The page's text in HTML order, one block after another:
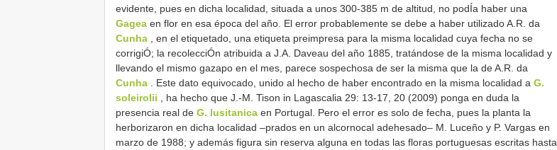
evidente, pues en dicha localidad, situada a unos 300-385 m de altitud, no podÍa haber una
Gagea en flor en esa época del año. El error probablemente se debe a haber utilizado A.R. da
Cunha , en el etiquetado, una etiqueta preimpresa para la misma localidad cuya fecha no se
corrigiÓ; la recolecciÓn atribuida a J.A. Daveau del año 1885, tratándose de la misma localidad y
llevando el mismo gazapo en el mes, parece sospechosa de ser la misma que la de A.R. da
Cunha . Este dato equivocado, unido al hecho de haber encontrado en la misma localidad a G.
soleirolii , ha hecho que J.-M. Tison in Lagascalia 29: 13-17, 20 (2009) ponga en duda la
presencia real de G. lusitanica en Portugal. Pero el error es solo de fecha, pues la planta la
herborizaron en dicha localidad –prados en un alcornocal adehesado– M. Luceño y P. Vargas en
marzo de 1988; y además figura sin reserva alguna en todas las floras portuguesas escritas hasta